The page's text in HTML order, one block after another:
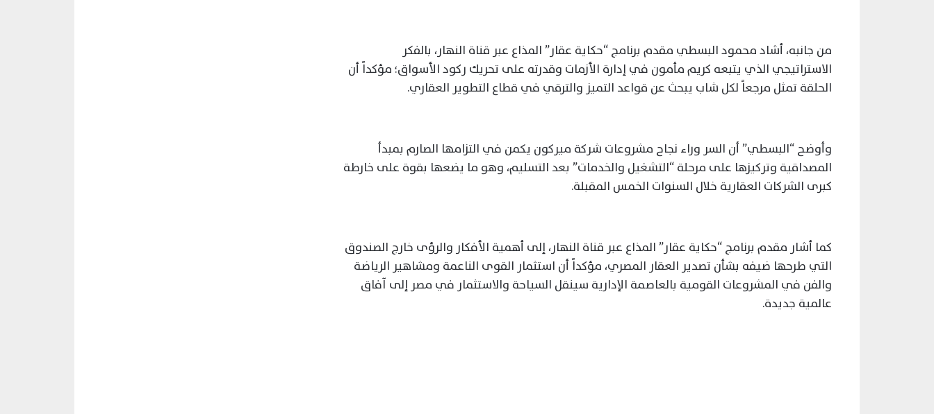
من جانبه، أشاد محمود البسطي مقدم برنامج “حكاية عقار” المذاع عبر قناة النهار، بالفكر
الاستراتيجي الذي يتبعه كريم مأمون في إدارة الأزمات وقدرته على تحريك ركود الأسواق؛ مؤكداً أن
الحلقة تمثل مرجعاً لكل شاب يبحث عن قواعد التميز والترقي في قطاع التطوير العقاري.
وأوضح “البسطي” أن السر وراء نجاح مشروعات شركة ميركون يكمن في التزامها الصارم بمبدأ
المصداقية وتركيزها على مرحلة “التشغيل والخدمات” بعد التسليم، وهو ما يضعها بقوة على خارطة
كبرى الشركات العقارية خلال السنوات الخمس المقبلة.
كما أشار مقدم برنامج “حكاية عقار” المذاع عبر قناة النهار، إلى أهمية الأفكار والرؤى خارج الصندوق
التي طرحها ضيفه بشأن تصدير العقار المصري، مؤكداً أن استثمار القوى الناعمة ومشاهير الرياضة
والفن في المشروعات القومية بالعاصمة الإدارية سينقل السياحة والاستثمار في مصر إلى آفاق
عالمية جديدة.